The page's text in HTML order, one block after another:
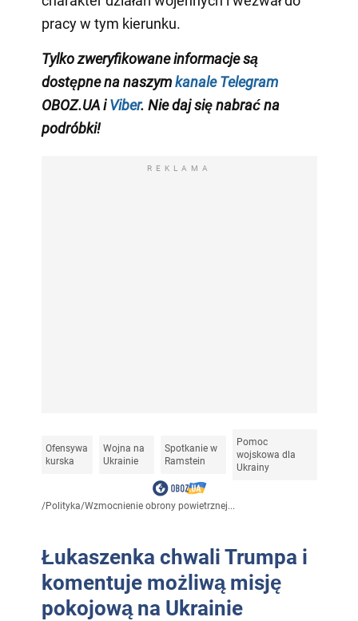
pracy w tym kierunku.
Tylko zweryfikowane informacje są
dostępne na naszymkanale Telegram
OBOZ.UA iViber. Nie daj się nabrać na
podróbki!
REKLAMA
Ofensywa
kurska
Wojna na
Ukrainie
Spotkanie w
Ramstein
Pomoc
wojskowa dla
Ukrainy
/Polityka/Wzmocnienie obrony powietrznej...
Łukaszenka chwali Trumpa i
komentuje możliwą misję
pokojową na Ukrainie